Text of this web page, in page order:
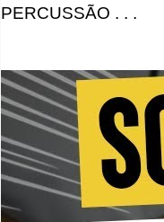
PERCUSSÃO . . .